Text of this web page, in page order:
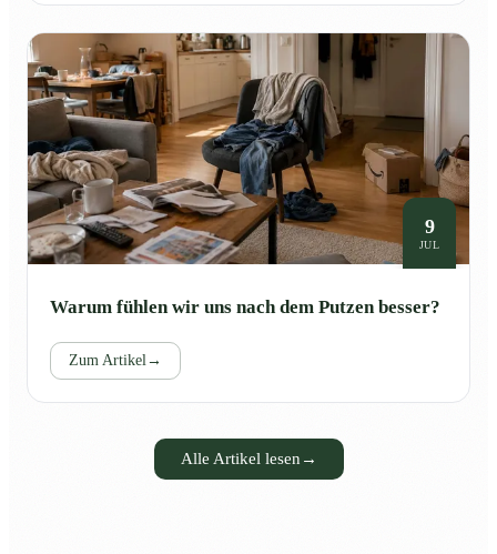
9
JUL
Warum fühlen wir uns nach dem Putzen besser?
Zum Artikel→
Alle Artikel lesen →